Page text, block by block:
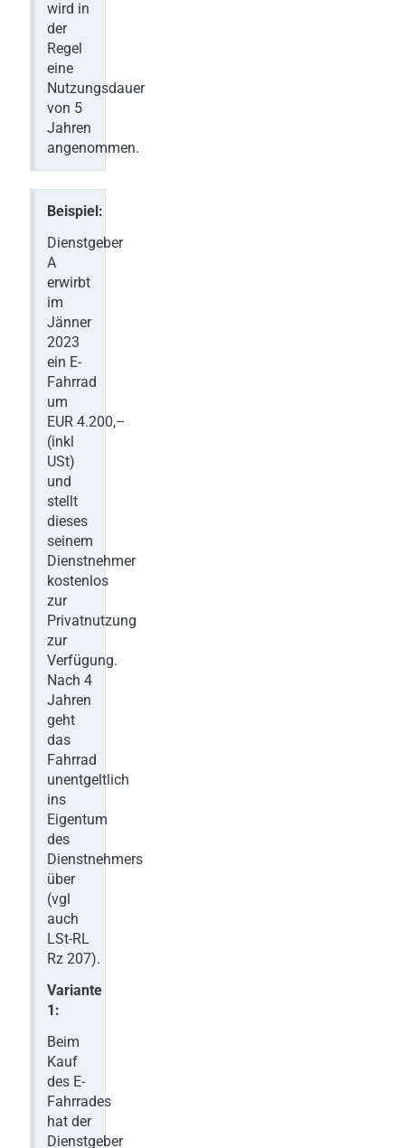
wird in
der
Regel
eine
Nutzungsdauer
von 5
Jahren
angenommen.
Beispiel:
Dienstgeber
A
erwirbt
im
Jänner
2023
ein E-
Fahrrad
um
EUR 4.200,–
(inkl
USt)
und
stellt
dieses
seinem
Dienstnehmer
kostenlos
zur
Privatnutzung
zur
Verfügung.
Nach 4
Jahren
geht
das
Fahrrad
unentgeltlich
ins
Eigentum
des
Dienstnehmers
über
(vgl
auch
LSt-RL
Rz 207).
Variante
1:
Beim
Kauf
des E-
Fahrrades
hat der
Dienstgeber